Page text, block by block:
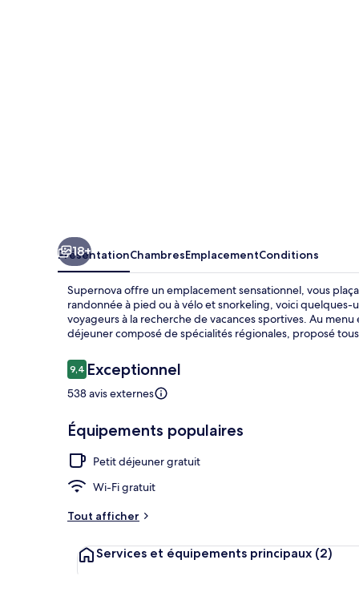
18+
PrésentationChambresEmplacementConditions
Supernova offre un emplacement sensationnel, vous
randonnée à pied ou à vélo et snorkeling, voici
voyageurs à la recherche de vacances sportives. Au
déjeuner composé de spécialités régionales, proposé
Avis
voyageurs
9,49,4 sur 10
Exceptionnel
538 avis externes
Équipements populaires
Petit déjeuner gratuit
Wi-Fi gratuit
Tout afficher
Services et équipements principaux (2)